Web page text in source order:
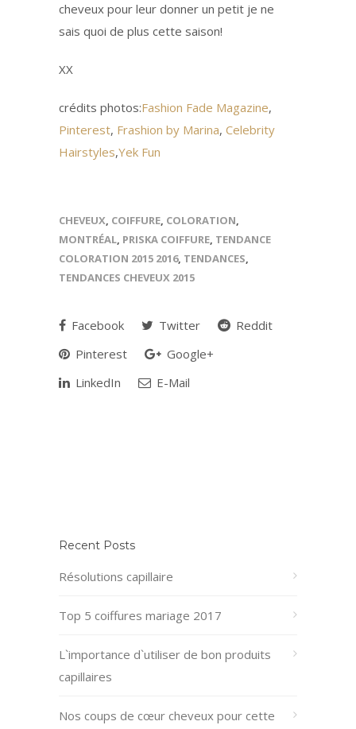
cheveux pour leur donner un petit je ne
sais quoi de plus cette saison!
XX
crédits photos:Fashion Fade Magazine,
Pinterest, Frashion by Marina, Celebrity
Hairstyles,Yek Fun
CHEVEUX, COIFFURE, COLORATION,
MONTRÉAL, PRISKA COIFFURE, TENDANCE
COLORATION 2015 2016, TENDANCES,
TENDANCES CHEVEUX 2015
Facebook Twitter
Reddit
Pinterest
Google+
LinkedIn
E-Mail
Recent Posts
Résolutions capillaire
Top 5 coiffures mariage 2017
L`importance d`utiliser de bon produits
capillaires
Nos coups de cœur cheveux pour cette